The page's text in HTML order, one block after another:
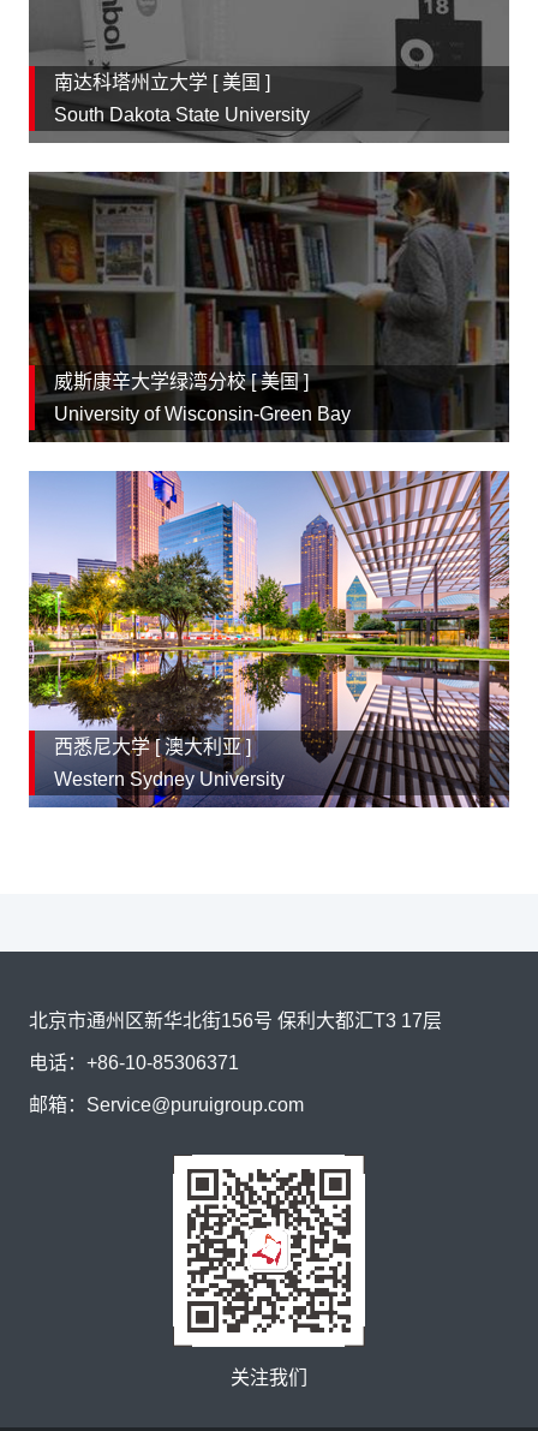
南达科塔州立大学 [ 美国 ]
South Dakota State University
威斯康辛大学绿湾分校 [美国]
University of Wisconsin-Green Bay
西悉尼大学 [澳大利亚]
Western Sydney University
北京市通州区新华北街156号 保利大都汇T3 17层
电话： +86-10-85306371
邮箱： Service@puruigroup.com
关注我们